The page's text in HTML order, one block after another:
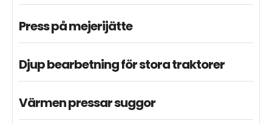
Press på mejerijätte
Djup bearbetning för stora traktorer
Värmen pressar suggor